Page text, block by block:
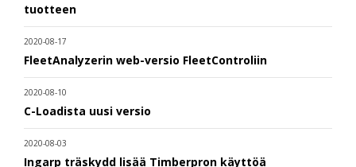
tuotteen
2020-08-17
FleetAnalyzerin web-versio FleetControliin
2020-08-10
C-Loadista uusi versio
2020-08-03
Ingarp träskydd lisää Timberpron käyttöä